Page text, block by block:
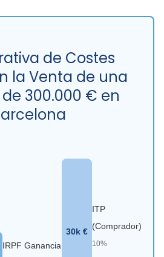
de Costes
la Venta de una
300.000 € en
IRPF Ganancia
30k €
ITP
(Comprador)
10%